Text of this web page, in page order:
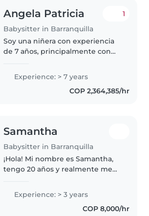
Angela Patricia
Babysitter in Barranquilla
1
Soy una niñera con experiencia
de 7 años, principalmente con
persona paciente, divertida y
responsable, que disfruta de
actividades como dibujar, leer a
Experience: > 7 years
COP 2,364,385/hr
Samantha
Babysitter in Barranquilla
¡Hola! Mi nombre es Samantha,
tengo 20 años y realmente me
Aunque todavía no tengo
certificados profesionales como
niñera, sí tengo mucha
Experience: > 3 years
COP 8,000/hr